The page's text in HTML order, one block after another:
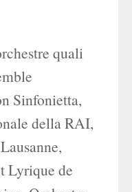
quali
Sinfonietta,
della RAI,
Lyrique de